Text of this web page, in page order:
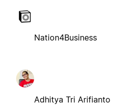
Nation4Business
Adhitya Tri Arifianto